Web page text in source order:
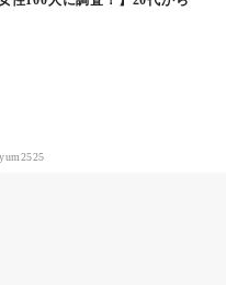
yum2525